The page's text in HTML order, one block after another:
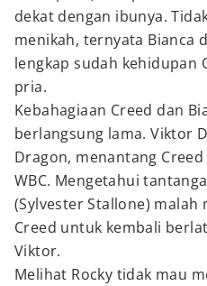
dekat dengan ibunya.
menikah, ternyata Bianca
lengkap sudah kehidupan
pria.
Kebahagiaan Creed dan
berlangsung lama. Viktor
Dragon, menantang
WBC. Mengetahui
(Sylvester Stallone)
Creed untuk kembali
Viktor.
Melihat Rocky tidak mau